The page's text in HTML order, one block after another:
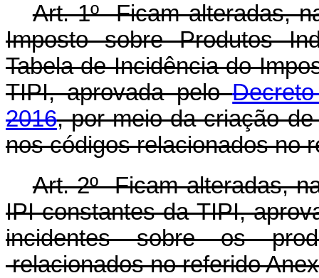
Art. 1º Ficam alteradas,
Imposto sobre Produtos
Tabela de Incidência do
TIPI, aprovada pelo
2016, por meio da criação
nos códigos relacionados no
Art. 2º Ficam alteradas,
IPI constantes da TIPI,
incidentes sobre os
relacionados no referido